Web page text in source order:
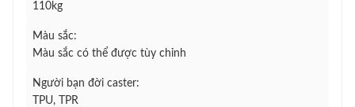
110kg
Màu sắc:
Màu sắc có thể được tùy chỉnh
Người bạn đời caster:
TPU, TPR